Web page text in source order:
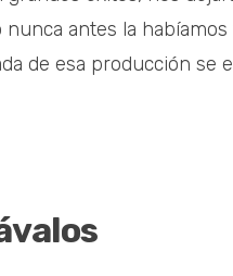
antes la
de esa producción se